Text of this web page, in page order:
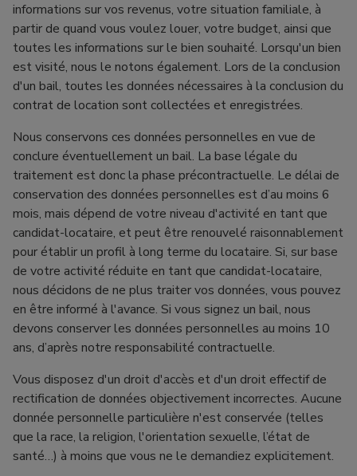
informations sur vos revenus, votre situation familiale, à
partir de quand vous voulez louer, votre budget, ainsi que
toutes les informations sur le bien souhaité. Lorsqu'un bien
est visité, nous le notons également. Lors de la conclusion
d'un bail, toutes les données nécessaires à la conclusion du
contrat de location sont collectées et enregistrées.
Nous conservons ces données personnelles en vue de
conclure éventuellement un bail. La base légale du
traitement est donc la phase précontractuelle. Le délai de
conservation des données personnelles est d’au moins 6
mois, mais dépend de votre niveau d'activité en tant que
candidat-locataire, et peut être renouvelé raisonnablement
pour établir un profil à long terme du locataire. Si, sur base
de votre activité réduite en tant que candidat-locataire,
nous décidons de ne plus traiter vos données, vous pouvez
en être informé à l'avance. Si vous signez un bail, nous
devons conserver les données personnelles au moins 10
ans, d’après notre responsabilité contractuelle.
Vous disposez d'un droit d'accès et d'un droit effectif de
rectification de données objectivement incorrectes. Aucune
donnée personnelle particulière n'est conservée (telles
que la race, la religion, l'orientation sexuelle, l’état de
santé…) à moins que vous ne le demandiez explicitement.